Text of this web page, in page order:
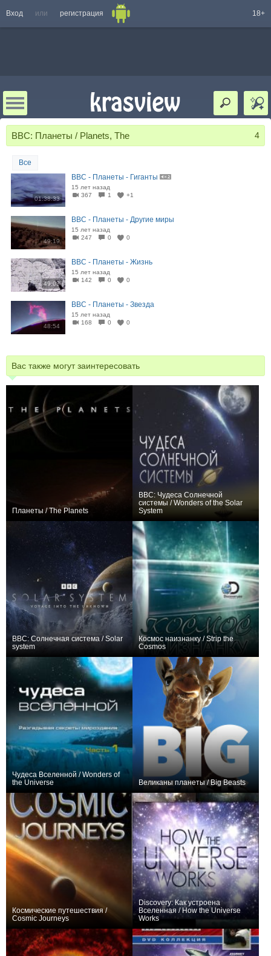
Вход или регистрация 18+
BBC: Планеты / Planets, The 4
Все
01:38:33
BBC - Планеты - Гиганты
15 лет назад
367
1 +1
49:19
BBC - Планеты - Другие миры
15 лет назад
247
0 0
49:03
BBC - Планеты - Жизнь
15 лет назад
142
0 0
48:54
BBC - Планеты - Звезда
15 лет назад
168
0 0
Вас также могут заинтересовать
Планеты / The Planets
BBC: Чудеса Солнечной
системы / Wonders of the Solar
System
BBC: Солнечная система / Solar
system
Космос наизнанку / Strip the
Cosmos
Чудеса Вселенной / Wonders of
the Universe
Великаны планеты / Big Beasts
Космические путешествия /
Cosmic Journeys
Discovery: Как устроена
Вселенная / How the Universe
Works